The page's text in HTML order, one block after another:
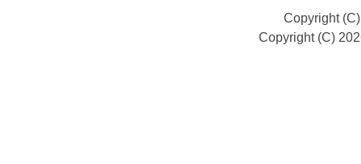
Copyright
Copyright (C)